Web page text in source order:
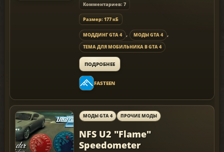
Комментариев: 7
Размер: 177 кБ
МОДДИНГ GTA 4 , МОДЫ GTA 4 ,
ТЕМА ДЛЯ МОБИЛЬНИКА В GTA 4
ПОДРОБНЕЕ
FASTEEN
МОДЫ GTA 4 ПРОЧИЕ МОДЫ
NFS U2 "Flame"
Speedometer